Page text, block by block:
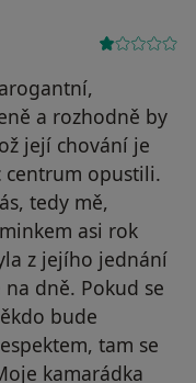
a rozhodně by
její chování je
centrum opustili.
tedy mě,
asi rok
z jejího jednání
dně. Pokud se
bude
tam se
kamarádka